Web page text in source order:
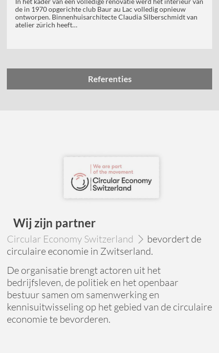
de in 1970 opgerichte club Baur au Lac volledig opnieuw
ontworpen. Binnenhuisarchitecte Claudia Silberschmidt van
atelier zürich heeft…
Referenties
Wij zijn partner
Circular Economy Switzerland
bevordert de
circulaire economie in Zwitserland.
De organisatie brengt actoren uit het
bedrijfsleven, de politiek en het openbaar
bestuur samen om samenwerking en
kennisuitwisseling op het gebied van de circulaire
economie te bevorderen.